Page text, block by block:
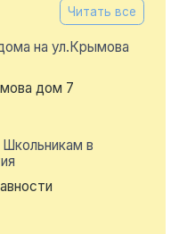
Читать все
на ул.Крымова
дом 7
в